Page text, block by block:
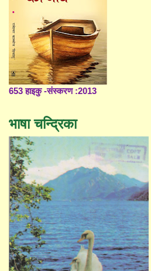
653 हाइकु -संस्करण :2013
भाषा चन्द्रिका